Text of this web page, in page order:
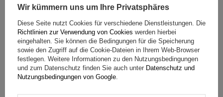
Spezifikation
Das Produkt passt zu Autos
Lieferung
Wir kümmern uns um Ihre Privatsphäres
Diese Seite nutzt Cookies für verschiedene Dienstleistungen. Die
Richtlinien zur Verwendung von Cookies werden hierbei
eingehalten. Sie können die Bedingungen für die Speicherung
sowie den Zugriff auf die Cookie-Dateien in Ihrem Web-Browser
festlegen. Weitere Informationen zu den Nutzungsbedingungen
und zum Datenschutz finden Sie auch unter Datenschutz und
Nutzungsbedingungen von Google